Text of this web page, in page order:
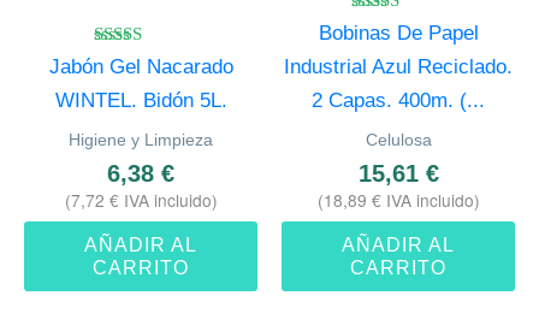
Valorado
con
4.50
de 5
Jabón Gel Nacarado
WINTEL. Bidón 5L.
Higiene y Limpieza
6,38 €
(7,72 € IVA incluido)
AÑADIR AL
CARRITO
Valorado
con
4.67
de 5
Bobinas De Papel
Industrial Azul Reciclado.
2 Capas. 400m. (...
Celulosa
15,61 €
(18,89 € IVA incluido)
AÑADIR AL
CARRITO